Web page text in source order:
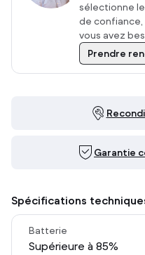
sélectionne
de
vous avez
Prendre
Garantie
Spécifications
Batterie
Supérieure à 85%